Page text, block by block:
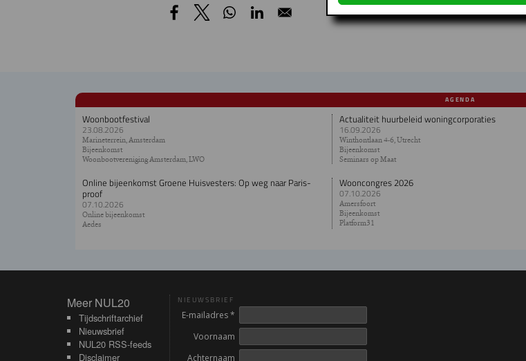
AGENDA
Woonbootfestival
23.08.2026
Marineterrein, Amsterdam
Bijeenkomst
Woonbootvereniging Amsterdam, LWO
Actualiteit huurbeleid woningcorporaties
16.09.2026
Winthontlaan 4-6, Utrecht
Bijeenkomst
Seminars op Maat
Online bijeenkomst Groene Huisvesters: Op weg naar Paris-
proof
07.10.2026
Online bijeenkomst
Aedes
Wooncongres 2026
07.10.2026
Amersfoort
Bijeenkomst
Platform31
Meer NUL20
Meer NUL20
Tijdschriftarchief
Nieuwsbrief
NUL20 RSS-feeds
Disclaimer
NIEUWSBRIEF
E-mailadres *
Voornaam
Achternaam